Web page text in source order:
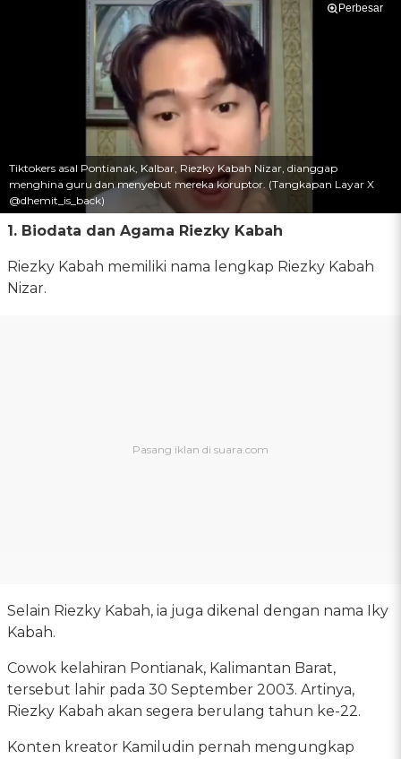
Perbesar
Tiktokers asal Pontianak, Kalbar, Riezky Kabah Nizar, dianggap
menghina guru dan menyebut mereka koruptor. (Tangkapan Layar X
@dhemit_is_back)
1. Biodata dan Agama Riezky Kabah
Riezky Kabah memiliki nama lengkap Riezky Kabah
Nizar.
Selain Riezky Kabah, ia juga dikenal dengan nama Iky
Kabah.
Cowok kelahiran Pontianak, Kalimantan Barat,
tersebut lahir pada 30 September 2003. Artinya,
Riezky Kabah akan segera berulang tahun ke-22.
Konten kreator Kamiludin pernah mengungkap